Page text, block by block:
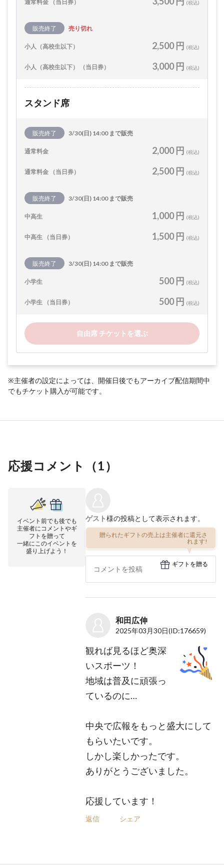
通常料金 （当日券） (税込)
販売終了 売り切れ
小人（高校生以下） 2,500 円 (税込)
小人（高校生以下） （当日券） 3,000 円 (税込)
スタンド席
販売終了 3/30(日) 14:00 まで販売
通常料金 2,000 円 (税込)
通常料金 （当日券） 2,500 円 (税込)
販売終了 3/30(日) 14:00 まで販売
中高生 1,000 円 (税込)
中高生 （当日券） 1,500 円 (税込)
販売終了 3/30(日) 14:00 まで販売
小学生 500 円 (税込)
小学生 （当日券） 500 円 (税込)
自由席 チケットを選ぶ
※主催者の設定によっては、開催日後でもアーカイブ配信期間中
でもチケット購入が可能です。
応援コメント（1）
イベント前でも後でも
主催者にコメントやギ
フトを贈って
一緒にこのイベントを
盛り上げよう！
ゲスト様の投稿として表示されます。
贈られたギフトの売上は主催者に還元さ
れます!
ギフトを贈る
和田広伸
2025年03月30日(ID:176659)
観れば見るほど奥深
いスポーツ！
地域は普及に頑張っ
ているのに…
中央で広報をもっと盛大にして
もらいたいです。
しかし楽しかったです。
ありがとうございました。
応援しています！
返信 シェア